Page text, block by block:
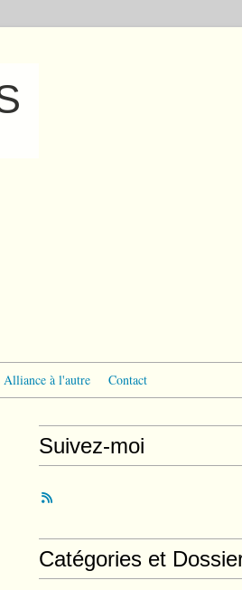
Alliance à l'autre Contact
Suivez-moi
Catégories et